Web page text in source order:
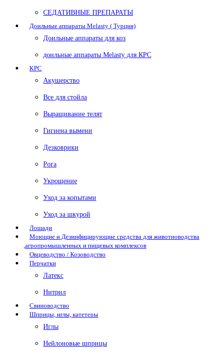
СЕДАТИВНЫЕ ПРЕПАРАТЫ
Доильные аппараты Melasty ( Турция)
Доильные аппараты для коз
доильные аппараты Melasty для КРС
КРС
Акушерство
Все для стойла
Выращивание телят
Гигиена вымени
Дезковрики
Рога
Укрощение
Уход за копытами
Уход за шкурой
Лошади
Моющие и Дезинфицирующие средства для животноводства
,агропромышленных и пищевых комплексов
Овцеводство / Козоводство
Перчатки
Латекс
Нитрил
Свиноводство
Шприцы, иглы, катетеры
Иглы
Нейлоновые шприцы